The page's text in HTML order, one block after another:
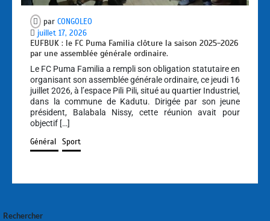
par CONGOLEO
juillet 17, 2026
EUFBUK : le FC Puma Familia clôture la saison 2025-2026
par une assemblée générale ordinaire.
Le FC Puma Familia a rempli son obligation statutaire en
organisant son assemblée générale ordinaire, ce jeudi 16
juillet 2026, à l’espace Pili Pili, situé au quartier Industriel,
dans la commune de Kadutu. Dirigée par son jeune
président, Balabala Nissy, cette réunion avait pour
objectif […]
Général
Sport
Rechercher